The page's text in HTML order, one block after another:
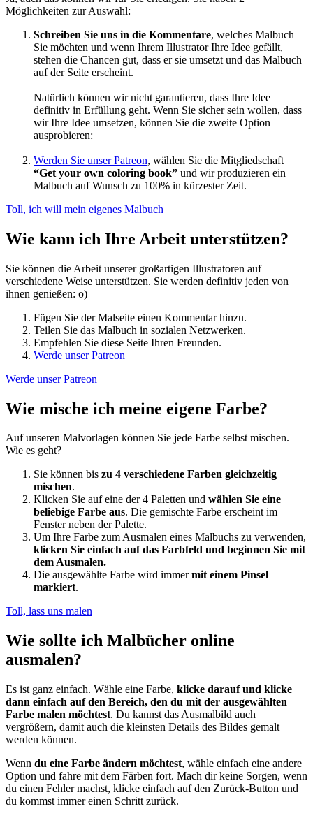
Möglichkeiten zur Auswahl:
Schreiben Sie uns in die Kommentare, welches Malbuch
Sie möchten und wenn Ihrem Illustrator Ihre Idee gefällt,
stehen die Chancen gut, dass er sie umsetzt und das Malbuch
auf der Seite erscheint.
Natürlich können wir nicht garantieren, dass Ihre Idee
definitiv in Erfüllung geht. Wenn Sie sicher sein wollen, dass
wir Ihre Idee umsetzen, können Sie die zweite Option
ausprobieren:
Werden Sie unser Patreon, wählen Sie die Mitgliedschaft
“Get your own coloring book” und wir produzieren ein
Malbuch auf Wunsch zu 100% in kürzester Zeit.
Toll, ich will mein eigenes Malbuch
Wie kann ich Ihre Arbeit unterstützen?
Sie können die Arbeit unserer großartigen Illustratoren auf
verschiedene Weise unterstützen. Sie werden definitiv jeden von
ihnen genießen: o)
Fügen Sie der Malseite einen Kommentar hinzu.
Teilen Sie das Malbuch in sozialen Netzwerken.
Empfehlen Sie diese Seite Ihren Freunden.
Werde unser Patreon
Werde unser Patreon
Wie mische ich meine eigene Farbe?
Auf unseren Malvorlagen können Sie jede Farbe selbst mischen.
Wie es geht?
Sie können bis zu 4 verschiedene Farben gleichzeitig
mischen.
Klicken Sie auf eine der 4 Paletten und wählen Sie eine
beliebige Farbe aus. Die gemischte Farbe erscheint im
Fenster neben der Palette.
Um Ihre Farbe zum Ausmalen eines Malbuchs zu verwenden,
klicken Sie einfach auf das Farbfeld und beginnen Sie mit
dem Ausmalen.
Die ausgewählte Farbe wird immermit einem Pinsel
markiert.
Toll, lass uns malen
Wie sollte ich Malbücher online
ausmalen?
Es ist ganz einfach. Wähle eine Farbe, klicke darauf und klicke
dann einfach auf den Bereich, den du mit der ausgewählten
Farbe malen möchtest. Du kannst das Ausmalbild auch
vergrößern, damit auch die kleinsten Details des Bildes gemalt
werden können.
Wenn du eine Farbe ändern möchtest, wähle einfach eine andere
Option und fahre mit dem Färben fort. Mach dir keine Sorgen, wenn
du einen Fehler machst, klicke einfach auf den Zurück-Button und
du kommst immer einen Schritt zurück.